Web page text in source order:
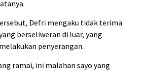
Defri mengaku tidak terima
berseliweran di luar, yang
penyerangan.
ramai, ini malahan sayo yang